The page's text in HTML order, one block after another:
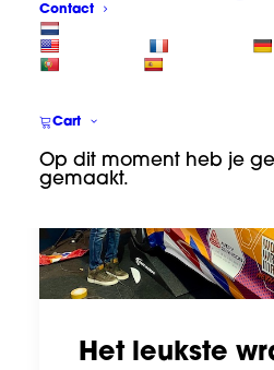
Contact
Cart
Op dit moment heb je
gemaakt.
Het leukste